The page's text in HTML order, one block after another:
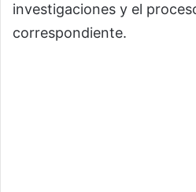
investigaciones y el
correspondiente.